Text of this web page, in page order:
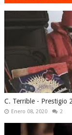
C. Terrible - Prestigio
Enero 08, 2020 2